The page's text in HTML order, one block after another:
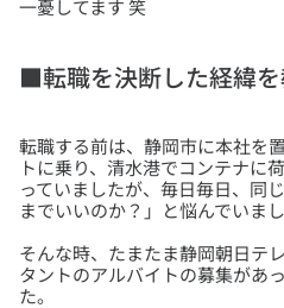
■転職を決断した経緯
転職する前は、静岡市に本社を
トに乗り、清水港でコンテナに
っていましたが、毎日毎日、同
そんな時、たまたま静岡朝日テ
タントのアルバイトの募集があ